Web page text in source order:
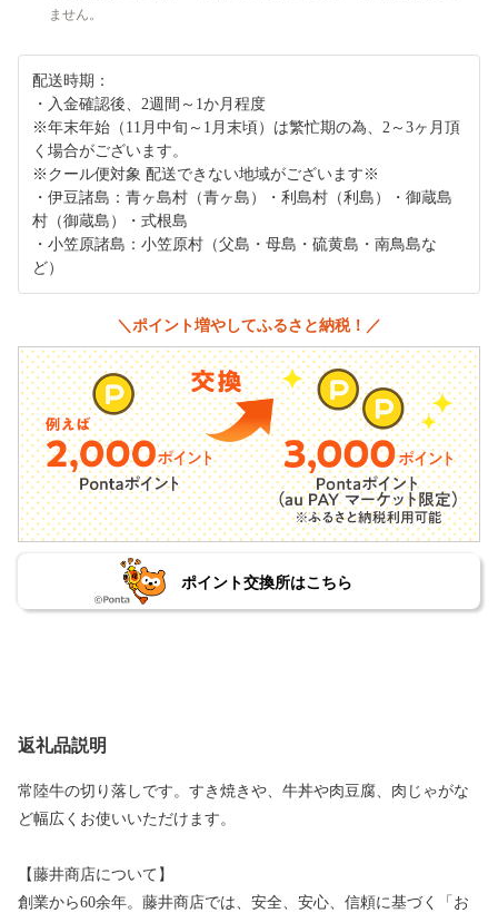
ません。
配送時期：
・入金確認後、2週間～1か月程度
※年末年始（11月中旬～1月末頃）は繁忙期の為、2～3ヶ月頂
く場合がございます。
※クール便対象 配送できない地域がございます※
・伊豆諸島：青ヶ島村（青ヶ島）・利島村（利島）・御蔵島
村（御蔵島）・式根島
・小笠原諸島：小笠原村（父島・母島・硫黄島・南鳥島な
ど）
＼ポイント増やしてふるさと納税！／
ポイント交換所はこちら
返礼品説明
常陸牛の切り落しです。すき焼きや、牛丼や肉豆腐、肉じゃがな
ど幅広くお使いいただけます。
【藤井商店について】
創業から60余年。藤井商店では、安全、安心、信頼に基づく「お